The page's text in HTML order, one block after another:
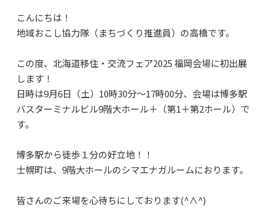
こんにちは！
地域おこし協力隊（まちづくり推進員）の高橋です。
この度、北海道移住・交流フェア2025 福岡会場に初出展
します！
日時は9月6日（土）10時30分～17時00分、会場は博多駅
バスターミナルビル9階大ホール＋（第1＋第2ホール）で
す。
博多駅から徒歩１分の好立地！！
士幌町は、9階大ホールのシマエナガルームにおります。
皆さんのご来場を心待ちにしております(^∧^)